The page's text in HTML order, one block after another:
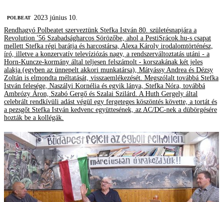
‎POLBEAT
2023 június 10.
Rendhagyó Polbeatet szerveztünk Stefka István 80. születésnapjára a
Revolution '56 Szabadságharcos Sörözőbe, ahol a PestiSrácok.hu-s csapat
mellett Stefka régi barátja és harcostársa, Alexa Károly irodalomtörténész,
író, illetve a konzervatív televíziózás nagy, a rendszerváltoztatás utáni - a
Horn-Kuncze-kormány által teljesen felszámolt - korszakának két jeles
alakja (egyben az ünnepelt akkori munkatársa), Mátyássy Andrea és Dézsy
Zoltán is elmondta méltatását, visszaemlékezését. Megszólalt továbbá Stefka
István felesége, Naszályi Kornélia és egyik lánya, Stefka Nóra, továbbá
Ambrózy Áron, Szabó Gergő és Szalai Szilárd. A Huth Gergely által
celebrált rendkívüli adást végül egy fergeteges köszöntés követte, a tortát és
a pezsgőt Stefka István kedvenc együttesének, az AC/DC-nek a dübörgésére
hozták be a kollégák.